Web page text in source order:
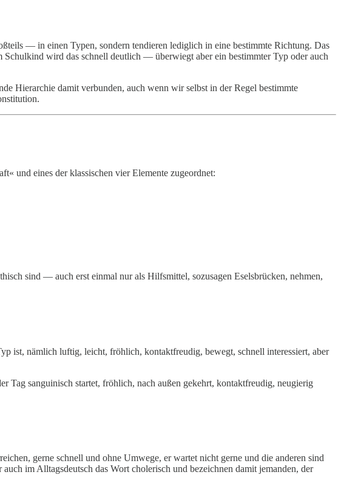
— in einen Typen, sondern tendieren lediglich in eine bestimmte Richtung. Das
wird das schnell deutlich — überwiegt aber ein bestimmter Typ oder auch
Hierarchie damit verbunden, auch wenn wir selbst in der Regel bestimmte
und eines der klassischen vier Elemente zugeordnet:
sind — auch erst einmal nur als Hilfsmittel, sozusagen Eselsbrücken, nehmen,
ist, nämlich luftig, leicht, fröhlich, kontaktfreudig, bewegt, schnell interessiert, aber
Tag sanguinisch startet, fröhlich, nach außen gekehrt, kontaktfreudig, neugierig
gerne schnell und ohne Umwege, er wartet nicht gerne und die anderen sind
im Alltagsdeutsch das Wort cholerisch und bezeichnen damit jemanden, der